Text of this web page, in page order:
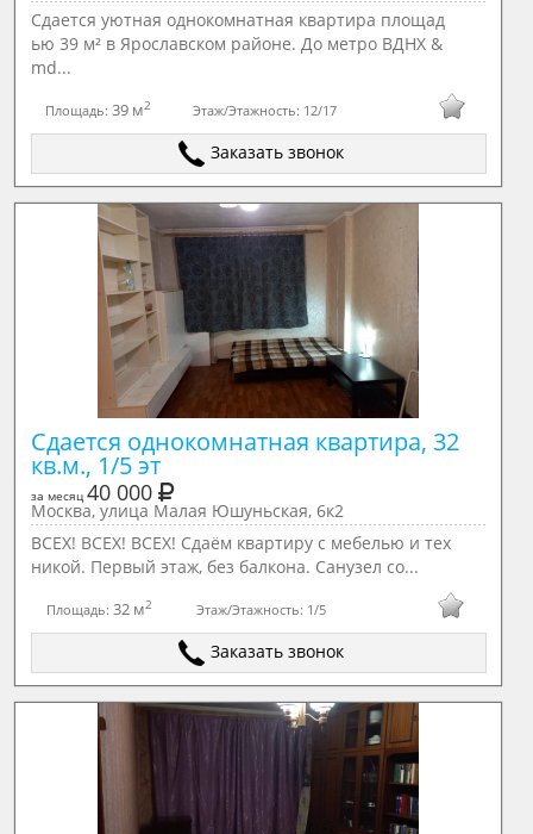
Сдается уютная однокомнатная квартира площад
ью 39 м² в Ярославском районе. До метро ВДНХ &
md...
Площадь:39 м2 Этаж/Этажность: 12/17
Заказать звонок
Сдается однокомнатная квартира, 32
кв.м., 1/5 эт
за месяц 40 000
Москва, улица Малая Юшуньская, 6к2
ВСЕХ! ВСЕХ! ВСЕХ! Сдаём квартиру с мебелью и тех
никой. Первый этаж, без балкона. Санузел со...
Площадь:32 м2 Этаж/Этажность: 1/5
Заказать звонок